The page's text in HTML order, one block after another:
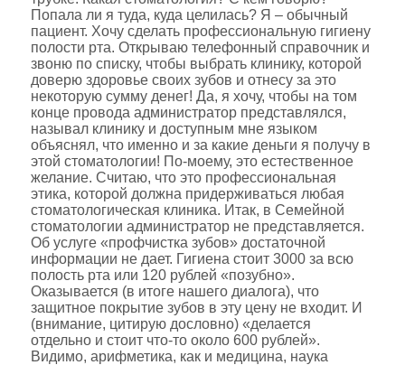
Попала ли я туда, куда целилась? Я – обычный
пациент. Хочу сделать профессиональную гигиену
полости рта. Открываю телефонный справочник и
звоню по списку, чтобы выбрать клинику, которой
доверю здоровье своих зубов и отнесу за это
некоторую сумму денег! Да, я хочу, чтобы на том
конце провода администратор представлялся,
называл клинику и доступным мне языком
объяснял, что именно и за какие деньги я получу в
этой стоматологии! По-моему, это естественное
желание. Считаю, что это профессиональная
этика, которой должна придерживаться любая
стоматологическая клиника. Итак, в Семейной
стоматологии администратор не представляется.
Об услуге «профчистка зубов» достаточной
информации не дает. Гигиена стоит 3000 за всю
полость рта или 120 рублей «позубно».
Оказывается (в итоге нашего диалога), что
защитное покрытие зубов в эту цену не входит. И
(внимание, цитирую дословно) «делается
отдельно и стоит что-то около 600 рублей».
Видимо, арифметика, как и медицина, наука